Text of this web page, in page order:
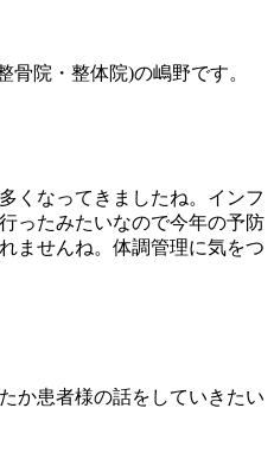
骨院・整体院)の嶋野です。
くなってきましたね。インフ
ったみたいなので今年の予防
ませんね。体調管理に気をつ
か患者様の話をしていきたい